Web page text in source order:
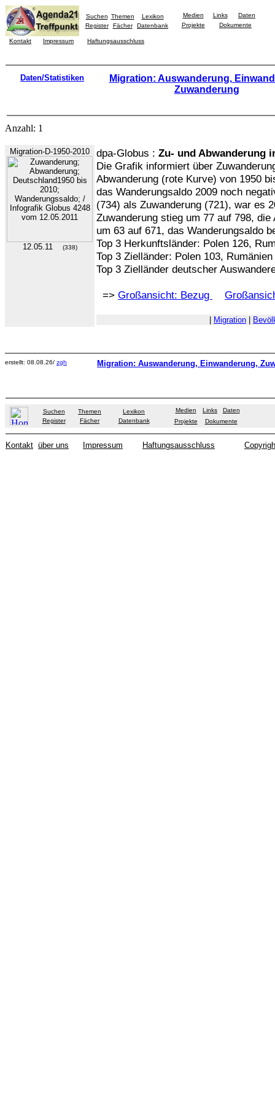
Suchen Themen
Lexikon
Register
Fächer Datenbank
Medien Links
Daten
Projekte
Dokumente
Kontakt Impressum Haftungsausschluss
Daten/Statistiken
Migration: Auswanderung,
Zuwanderung
Anzahl: 1
Migration-D-1950-2010
12.05.11 (338)
dpa-Globus : Zu- und Abwanderung
Die Grafik informiert über
Abwanderung (rote Kurve) von 1950
das Wanderungsaldo 2009 noch
(734) als Zuwanderung (721), war es
Zuwanderung stieg um 77 auf 798,
um 63 auf 671, das Wanderungsaldo
Top 3 Herkunftsländer: Polen 126,
Top 3 Zielländer: Polen 103,
Top 3 Zielländer deutscher
=> Großansicht: Bezug
Migration
erstellt: 08.08.26/ zgh Migration: Auswanderung, Einwanderung,
Suchen Themen
Lexikon
Register
Fächer Datenbank
Medien Links
Daten
Projekte
Dokumente
Kontakt über uns Impressum Haftungsausschluss